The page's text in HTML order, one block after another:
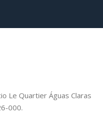
Le Quartier Águas Claras
000.